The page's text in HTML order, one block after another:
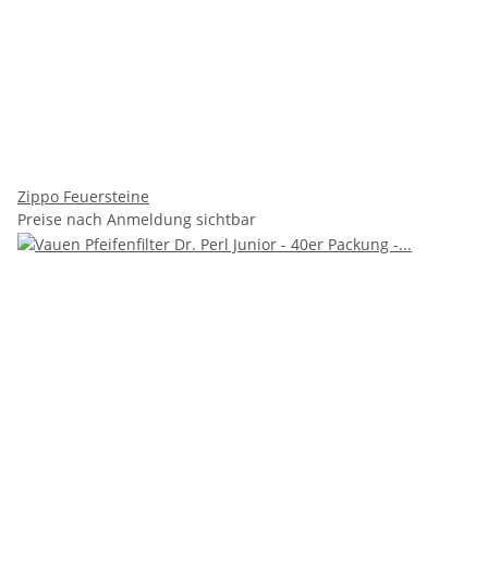
Zippo Feuersteine
Preise nach Anmeldung sichtbar